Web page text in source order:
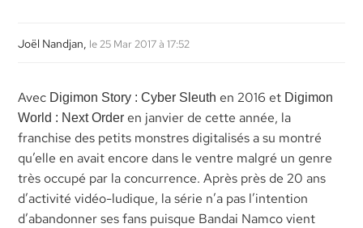
Joël Nandjan, le 25 Mar 2017 à 17:52
Avec Digimon Story : Cyber Sleuth en 2016 et Digimon
World : Next Order en janvier de cette année, la
franchise des petits monstres digitalisés a su montré
qu’elle en avait encore dans le ventre malgré un genre
très occupé par la concurrence. Après près de 20 ans
d’activité vidéo-ludique, la série n’a pas l’intention
d’abandonner ses fans puisque Bandai Namco vient